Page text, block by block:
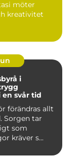
möter
kreativitet
i
svår tid
förändras allt
Sorgen tar
som
kräver s...